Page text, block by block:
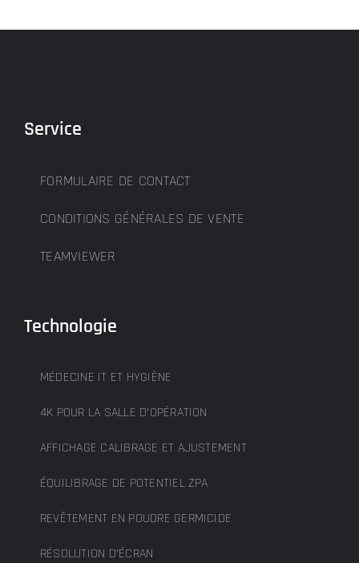
Service
FORMULAIRE DE CONTACT
CONDITIONS GÉNÉRALES DE VENTE
TEAMVIEWER
Technologie
MÉDECINE IT ET HYGIÈNE
4K POUR LA SALLE D’OPÉRATION
AFFICHAGE CALIBRAGE ET AJUSTEMENT
ÉQUILIBRAGE DE POTENTIEL ZPA
REVÊTEMENT EN POUDRE GERMICIDE
RÉSOLUTION D’ÉCRAN